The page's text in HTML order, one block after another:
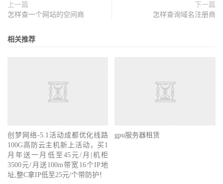
上一篇
怎样查一个网站的空间商
下一篇
怎样查询域名注册商
相关推荐
创梦网络-5.1活动成都优化线路
100G高防云主机新上活动，买1
月年送一月低至45元/月|机柜
3500元/月送100m带宽16个IP地
址,整C拿IP低至25元/个带防护！
gpu服务器租赁